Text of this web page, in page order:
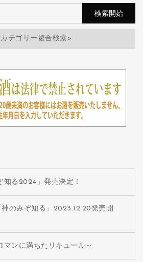
テゴリー複合検索>
知る2024」発売決定！
のみぞ知る」2023.12.20発売開
ンに満ちたリキュール～